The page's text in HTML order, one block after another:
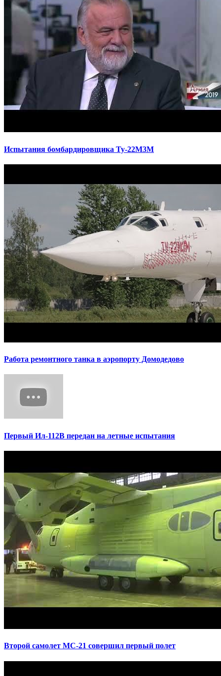
Испытания бомбардировщика Ту-22М3М
Работа ремонтного танка в аэропорту Домодедово
Первый Ил-112В передан на летные испытания
Второй самолет МС-21 совершил первый полет